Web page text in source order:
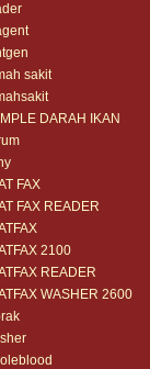
sakit
DARAH IKAN
FAX
FAX READER
2100
READER
WASHER 2600